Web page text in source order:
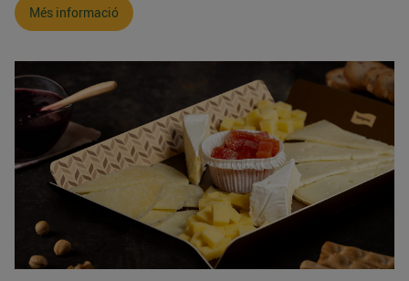
Més informació